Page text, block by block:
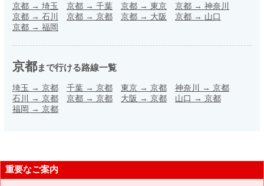
京都 → 埼玉 京都 → 千葉 京都 → 東京 京都 → 神奈川
京都 → 石川 京都 → 京都 京都 → 大阪 京都 → 山口
京都 → 福岡
京都まで行ける路線一覧
埼玉 → 京都 千葉 → 京都 東京 → 京都 神奈川 → 京都
石川 → 京都 京都 → 京都 大阪 → 京都 山口 → 京都
福岡 → 京都
重要なご案内